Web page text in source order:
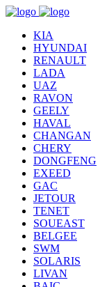
KIA
HYUNDAI
RENAULT
LADA
UAZ
RAVON
GEELY
HAVAL
CHANGAN
CHERY
DONGFENG
EXEED
GAC
JETOUR
TENET
SOUEAST
BELGEE
SWM
SOLARIS
LIVAN